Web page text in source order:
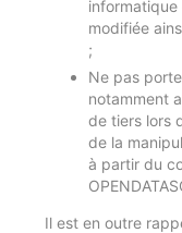
modifiée
;
Ne pas
notamment
de tiers lors
de la
à partir du
Il est en outre